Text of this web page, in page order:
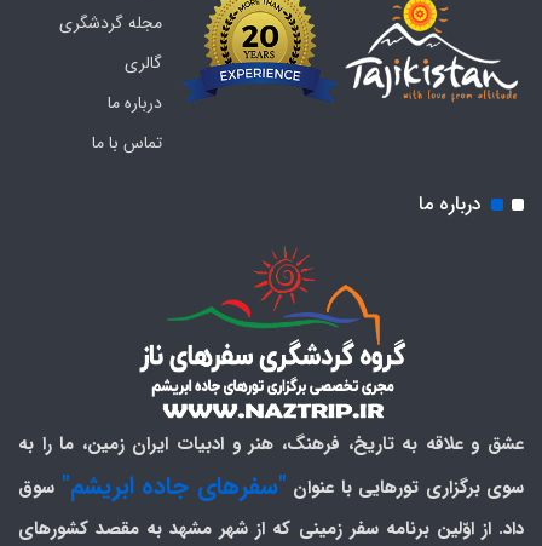
مجله گردشگری
گالری
درباره ما
تماس با ما
درباره ما
عشق و علاقه به تاریخ، فرهنگ، هنر و ادبیات ایران زمین، ما را به
سوی برگزاری تورهایی با عنوان "سفرهای جاده ابریشم" سوق
داد. از اوّلین برنامه سفر زمینی که از شهر مشهد به مقصد کشورهای